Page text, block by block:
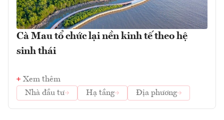
Cà Mau tổ chức lại nền kinh tế theo hệ
sinh thái
Xem thêm
Nhà đầu tư
Hạ tầng Địa phương